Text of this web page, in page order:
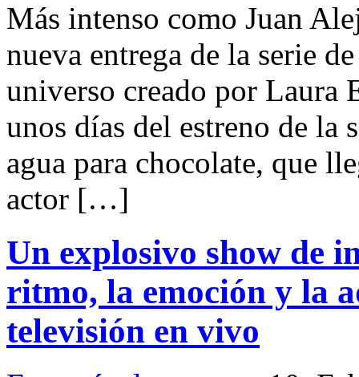
Más intenso como Juan
nueva entrega de la serie
universo creado por
unos días del estreno de la
agua para chocolate, que
actor […]
Un explosivo show de
ritmo, la emoción y la
televisión en vivo